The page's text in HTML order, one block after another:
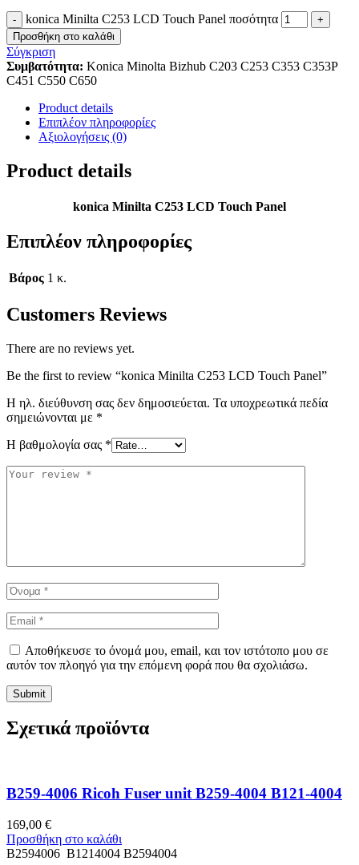
konica Minilta C253 LCD Touch Panel ποσότητα
Προσθήκη στο καλάθι
Σύγκριση
Συμβατότητα: Konica Minolta Bizhub C203 C253 C353 C353P
C451 C550 C650
Product details
Επιπλέον πληροφορίες
Αξιολογήσεις (0)
Product details
konica Minilta C253 LCD Touch Panel
Επιπλέον πληροφορίες
Βάρος 1 κ.
Customers Reviews
There are no reviews yet.
Be the first to review “konica Minilta C253 LCD Touch Panel”
Η ηλ. διεύθυνση σας δεν δημοσιεύεται. Τα υποχρεωτικά πεδία
σημειώνονται με *
Η βαθμολογία σας *
Αποθήκευσε το όνομά μου, email, και τον ιστότοπο μου σε
αυτόν τον πλοηγό για την επόμενη φορά που θα σχολιάσω.
Σχετικά προϊόντα
B259-4006 Ricoh Fuser unit B259-4004 B121-4004
169,00 €
Προσθήκη στο καλάθι
B2594006 B1214004 B2594004